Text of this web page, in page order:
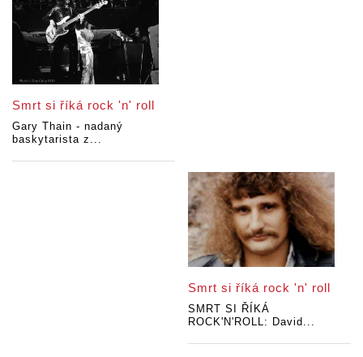
Smrt si říká rock 'n' roll
Gary Thain - nadaný
baskytarista z...
Smrt si říká rock 'n' roll
SMRT SI ŘÍKÁ
ROCK'N'ROLL: David...